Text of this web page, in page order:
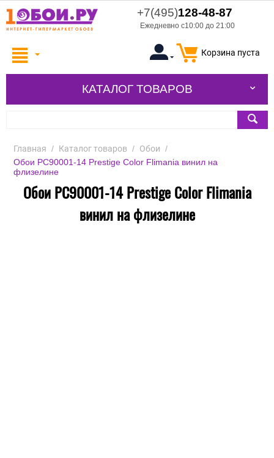
+7(495)128-48-87
Ежедневно с10:00 до 21:00
Корзина пуста
КАТАЛОГ ТОВАРОВ
Главная / Каталог товаров / Обои /
Обои PC90001-14 Prestige Color Flimania винил на
флизелине
Обои PC90001-14 Prestige Color Flimania
винил на флизелине